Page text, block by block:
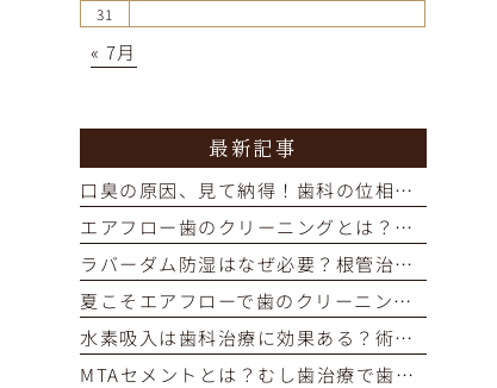
31
« 7月
最新記事
口臭の原因、見て納得！歯科の位相差顕微鏡で口内細菌をチェック
エアフロー歯のクリーニングとは？痛くない・短時間で着色汚れをオフ
ラバーダム防湿はなぜ必要？根管治療の成功率を高める重要な役割
夏こそエアフローで歯のクリーニングを！
水素吸入は歯科治療に効果ある？術後の回復を早めるメカニズム解説
MTAセメントとは？むし歯治療で歯の神経を残す選択肢を解説